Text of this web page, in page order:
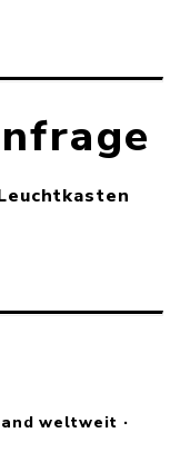
weltweit ·